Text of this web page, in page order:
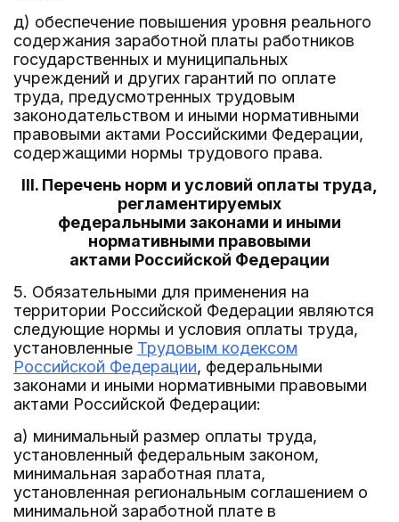
д) обеспечение повышения уровня реального
содержания заработной платы работников
государственных и муниципальных
учреждений и других гарантий по оплате
труда, предусмотренных трудовым
законодательством и иными нормативными
правовыми актами Российскими Федерации,
содержащими нормы трудового права.
III. Перечень норм и условий оплаты труда,
регламентируемых
федеральными законами и иными
нормативными правовыми
актами Российской Федерации
5. Обязательными для применения на
территории Российской Федерации являются
следующие нормы и условия оплаты труда,
установленные Трудовым кодексом
Российской Федерации, федеральными
законами и иными нормативными правовыми
актами Российской Федерации:
а) минимальный размер оплаты труда,
установленный федеральным законом,
минимальная заработная плата,
установленная региональным соглашением о
минимальной заработной плате в